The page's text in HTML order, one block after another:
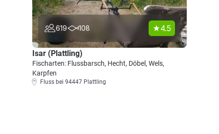
619 108 4.5
Isar (Plattling)
Fischarten: Flussbarsch, Hecht, Döbel, Wels,
Karpfen
Fluss bei 94447 Plattling